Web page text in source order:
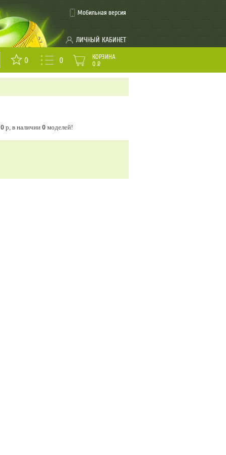
Мобильная версия
ЛИЧНЫЙ КАБИНЕТ
0 0
КОРЗИНА
0 Р
0 р, в наличии 0 моделей!